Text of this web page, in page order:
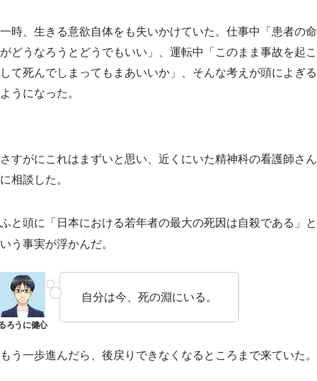
一時、生きる意欲自体をも失いかけていた。仕事中「患者の命
がどうなろうとどうでもいい」、運転中「このまま事故を起こ
して死んでしまってもまあいいか」、そんな考えが頭によぎる
ようになった。
さすがにこれはまずいと思い、近くにいた精神科の看護師さん
に相談した。
ふと頭に「日本における若年者の最大の死因は自殺である」と
いう事実が浮かんだ。
自分は今、死の淵にいる。
もう一歩進んだら、後戻りできなくなるところまで来ていた。